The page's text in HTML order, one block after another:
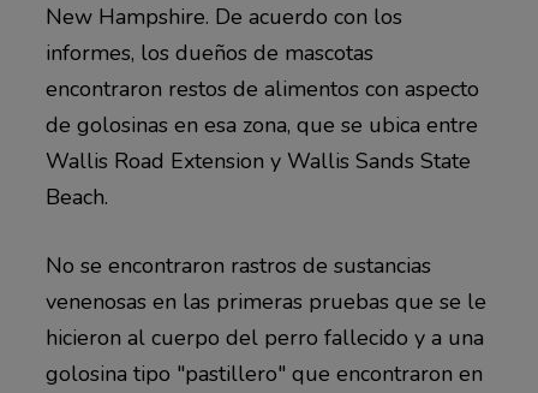
New Hampshire. De acuerdo con los
informes, los dueños de mascotas
encontraron restos de alimentos con aspecto
de golosinas en esa zona, que se ubica entre
Wallis Road Extension y Wallis Sands State
Beach.
No se encontraron rastros de sustancias
venenosas en las primeras pruebas que se le
hicieron al cuerpo del perro fallecido y a una
golosina tipo "pastillero" que encontraron en